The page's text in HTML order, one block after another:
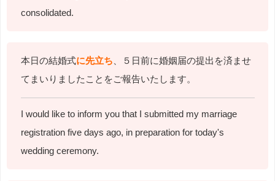
consolidated.
本日の結婚式に先立ち 、５日前に婚姻届の提出を済ませ
てまいりましたことをご報告いたします。
I would like to inform you that I submitted my marriage
registration five days ago, in preparation for today's
wedding ceremony.